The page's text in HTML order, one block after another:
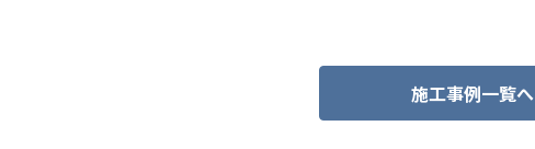
施工事例一覧へ